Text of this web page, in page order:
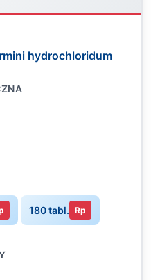
hydrochloridum
180 tabl. Rp